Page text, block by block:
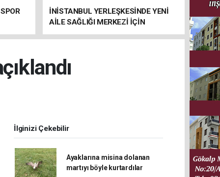
İNİSTANBUL YERLEŞKESİNDE YENİ
AİLE SAĞLIĞI MERKEZİ İÇİN
HAZIRLIKLAR SÜRÜYOR
İlginizi Çekebilir
Ayaklarına misina dolanan
martıyı böyle kurtardılar